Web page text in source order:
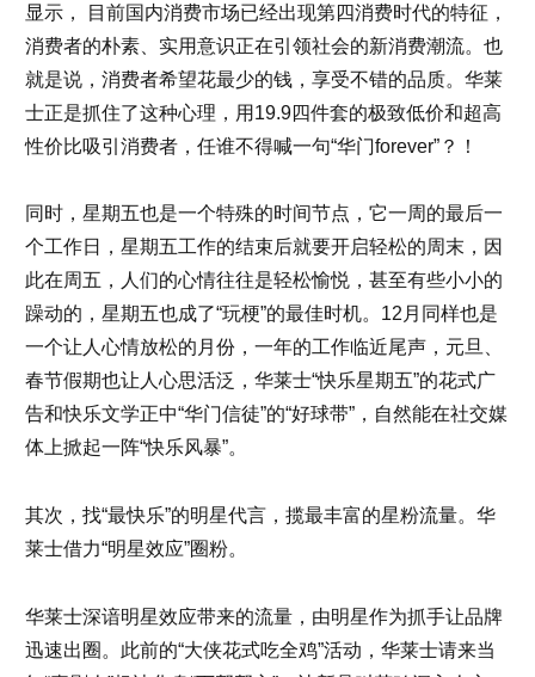
显示， 目前国内消费市场已经出现第四消费时代的特征，
消费者的朴素、实用意识正在引领社会的新消费潮流。也
就是说，消费者希望花最少的钱，享受不错的品质。华莱
士正是抓住了这种心理，用19.9四件套的极致低价和超高
性价比吸引消费者，任谁不得喊一句“华门forever”？！
同时，星期五也是一个特殊的时间节点，它一周的最后一
个工作日，星期五工作的结束后就要开启轻松的周末，因
此在周五，人们的心情往往是轻松愉悦，甚至有些小小的
躁动的，星期五也成了“玩梗”的最佳时机。12月同样也是
一个让人心情放松的月份，一年的工作临近尾声，元旦、
春节假期也让人心思活泛，华莱士“快乐星期五”的花式广
告和快乐文学正中“华门信徒”的“好球带”，自然能在社交媒
体上掀起一阵“快乐风暴”。
其次，找“最快乐”的明星代言，揽最丰富的星粉流量。华
莱士借力“明星效应”圈粉。
华莱士深谙明星效应带来的流量，由明星作为抓手让品牌
迅速出圈。此前的“大侠花式吃全鸡”活动，华莱士请来当